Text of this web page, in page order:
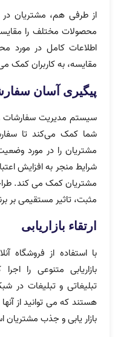
از طرفی هم، مشتریان در
محصولات مختلف را
اطلاعات کامل در مورد
مقایسه، به کاربران کمک
پیگیری آسان
سیستم مدیریت سفارشات و
شما کمک می‌کند تا
مشتریان را در مورد
شرایط منجر به افزایش
مشتریان کمک می کند.
مثبت، تاثیر مستقیمی بر
ارتقاء بازاریابی
با استفاده از فروشگاه
بازاریابی متنوعی را
تبلیغاتی و تبلیغات در
هستند که می توانید از
بازار یابی و جذب مشتریان